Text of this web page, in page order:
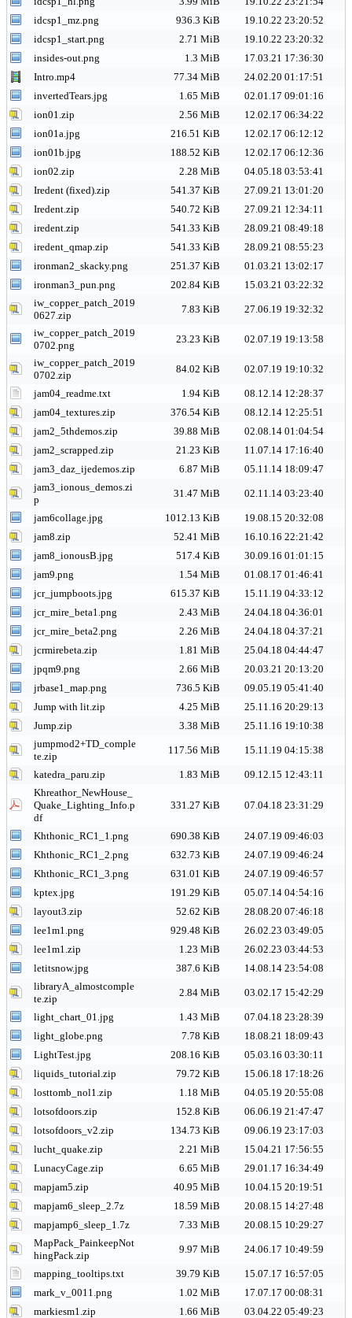
idcsp1_mz.png
936.3 KiB
19.10.22 23:20:52
idcsp1_start.png
2.71 MiB
19.10.22 23:20:32
insides-out.png
1.3 MiB
17.03.21 17:36:30
Intro.mp4
77.34 MiB
24.02.20 01:17:51
invertedTears.jpg
1.65 MiB
02.01.17 09:01:16
ion01.zip
2.56 MiB
12.02.17 06:34:22
ion01a.jpg
216.51 KiB
12.02.17 06:12:12
ion01b.jpg
188.52 KiB
12.02.17 06:12:36
ion02.zip
2.28 MiB
04.05.18 03:53:41
Iredent (fixed).zip
541.37 KiB
27.09.21 13:01:20
Iredent.zip
540.72 KiB
27.09.21 12:34:11
iredent.zip
541.33 KiB
28.09.21 08:49:18
iredent_qmap.zip
541.33 KiB
28.09.21 08:55:23
ironman2_skacky.png
251.37 KiB
01.03.21 13:02:17
ironman3_pun.png
202.84 KiB
15.03.21 03:22:32
iw_copper_patch_2019
0627.zip
7.83 KiB
27.06.19 19:32:32
iw_copper_patch_2019
0702.png
23.23 KiB
02.07.19 19:13:58
iw_copper_patch_2019
0702.zip
84.02 KiB 02.07.19 19:10:32
jam04_readme.txt 1.94 KiB
08.12.14 12:28:37
jam04_textures.zip
376.54 KiB
08.12.14 12:25:51
jam2_5thdemos.zip
39.88 MiB
02.08.14 01:04:54
jam2_scrapped.zip
21.23 KiB
11.07.14 17:16:40
jam3_daz_ijedemos.zip
6.87 MiB
05.11.14 18:09:47
jam3_ionous_demos.zi
p
31.47 MiB 02.11.14 03:23:40
jam6collage.jpg 1012.13 KiB
19.08.15 20:32:08
jam8.zip
52.41 MiB
16.10.16 22:21:42
jam8_ionousB.jpg
517.4 KiB
30.09.16 01:01:15
jam9.png
1.54 MiB
01.08.17 01:46:41
jcr_jumpboots.jpg
615.37 KiB
15.11.19 04:33:12
jcr_mire_beta1.png
2.43 MiB
24.04.18 04:36:01
jcr_mire_beta2.png
2.26 MiB
24.04.18 04:37:21
jcrmirebeta.zip
1.81 MiB
25.04.18 04:44:47
jpqm9.png
2.66 MiB
20.03.21 20:13:20
jrbase1_map.png
736.5 KiB
09.05.19 05:41:40
Jump with lit.zip
4.25 MiB
25.11.16 20:29:13
Jump.zip
3.38 MiB
25.11.16 19:10:38
jumpmod2+TD_comple
te.zip
117.56 MiB 15.11.19 04:15:38
katedra_paru.zip 1.83 MiB
09.12.15 12:43:11
Khreathor_NewHouse_
Quake_Lighting_Info.p
df
331.27 KiB 07.04.18 23:31:29
Khthonic_RC1_1.png 690.38 KiB
24.07.19 09:46:03
Khthonic_RC1_2.png
632.73 KiB
24.07.19 09:46:24
Khthonic_RC1_3.png
631.01 KiB
24.07.19 09:46:57
kptex.jpg
191.29 KiB
05.07.14 04:54:16
layout3.zip
52.62 KiB
28.08.20 07:46:18
lee1m1.png
929.48 KiB
26.02.23 03:49:05
lee1m1.zip
1.23 MiB
26.02.23 03:44:53
letitsnow.jpg
387.6 KiB
14.08.14 23:54:08
libraryA_almostcomple
te.zip
2.84 MiB 03.02.17 15:42:29
light_chart_01.jpg 1.43 MiB
07.04.18 23:28:39
light_globe.png
7.78 KiB
18.08.21 18:09:43
LightTest.jpg
208.16 KiB
05.03.16 03:30:11
liquids_tutorial.zip
79.72 KiB
15.06.18 17:18:26
losttomb_nol1.zip
1.18 MiB
04.05.19 20:55:08
lotsofdoors.zip
152.8 KiB
06.06.19 21:47:47
lotsofdoors_v2.zip
134.73 KiB
09.06.19 23:17:03
lucht_quake.zip
2.21 MiB
15.04.21 17:56:55
LunacyCage.zip
6.65 MiB
29.01.17 16:34:49
mapjam5.zip
40.95 MiB
10.04.15 20:19:51
mapjam6_sleep_2.7z
18.59 MiB
20.08.15 14:27:48
mapjamp6_sleep_1.7z
7.33 MiB
20.08.15 10:29:27
MapPack_PainkeepNot
hingPack.zip
9.97 MiB 24.06.17 10:49:59
mapping_tooltips.txt 39.79 KiB
15.07.17 16:57:05
mark_v_0011.png
1.02 MiB
17.07.17 00:08:31
markiesm1.zip
1.66 MiB
03.04.22 05:49:23